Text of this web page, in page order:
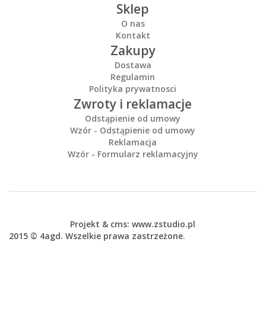
Sklep
O nas
Kontakt
Zakupy
Dostawa
Regulamin
Polityka prywatnosci
Zwroty i reklamacje
Odstąpienie od umowy
Wzór - Odstąpienie od umowy
Reklamacja
Wzór - Formularz reklamacyjny
Projekt & cms:www.zstudio.pl
2015 © 4agd. Wszelkie prawa zastrzeżone.